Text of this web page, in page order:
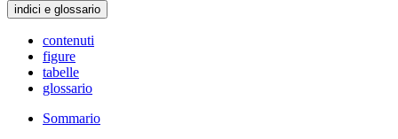
indici e glossario
contenuti
figure
tabelle
glossario
Sommario